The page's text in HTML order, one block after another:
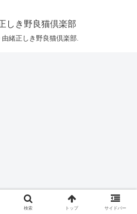
しき野良猫倶楽部
緒正しき野良猫倶楽部.
検索 トップ サイドバー